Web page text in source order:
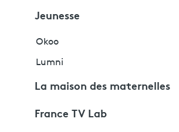
Jeunesse
Okoo
Lumni
La maison des maternelles
France TV Lab